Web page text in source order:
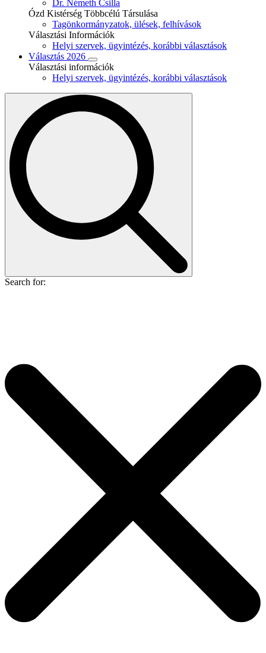
Dr. Németh Csilla
Ózd Kistérség Többcélú Társulása
Tagönkormányzatok, ülések, felhívások
Választási Információk
Helyi szervek, ügyintézés, korábbi választások
Választás 2026
Választási információk
Helyi szervek, ügyintézés, korábbi választások
Search for: